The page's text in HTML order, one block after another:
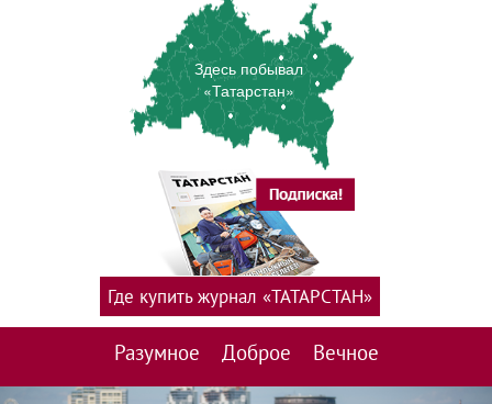
Здесь побывал
«Татарстан»
Разумное Доброе Вечное
Где купить журнал «ТАТАРСТАН»